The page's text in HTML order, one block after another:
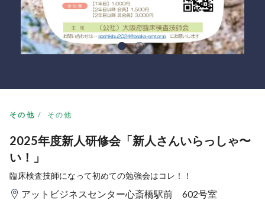
その他 その他
2025年度新人研修会「新人さんいらっしゃ〜
い！」
臨床検査技師になって初めての勉強会はコレ！！
アットビジネスセンター心斎橋駅前 602号室